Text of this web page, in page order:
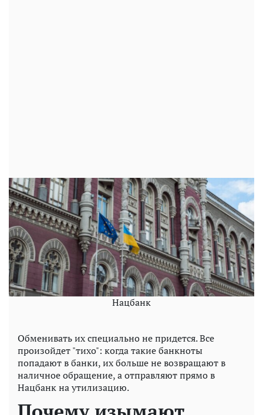
Нацбанк
Обменивать их специально не придется. Все
произойдет "тихо": когда такие банкноты
попадают в банки, их больше не возвращают в
наличное обращение, а отправляют прямо в
Нацбанк на утилизацию.